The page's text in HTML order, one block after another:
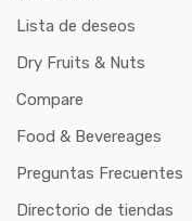
Lista de deseos
Dry Fruits & Nuts
Compare
Food & Bevereages
Preguntas Frecuentes
Directorio de tiendas